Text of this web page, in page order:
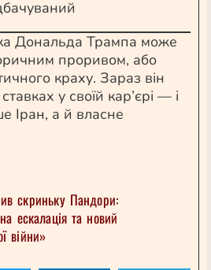
Дональда Трампа може
проривом, або
краху. Зараз він
у своїй кар’єрі — і
Іран, а й власне
скриньку Пандори:
ескалація та новий
війни»